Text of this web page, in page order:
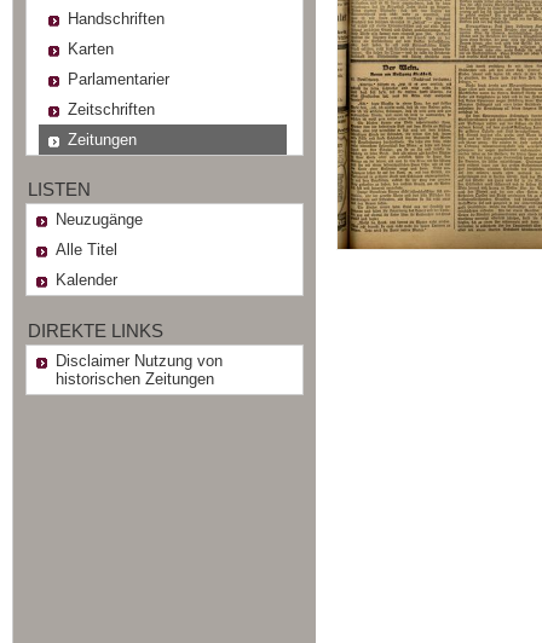
Handschriften
Karten
Parlamentarier
Zeitschriften
Zeitungen
LISTEN
Neuzugänge
Alle Titel
Kalender
DIREKTE LINKS
Disclaimer Nutzung von
historischen Zeitungen